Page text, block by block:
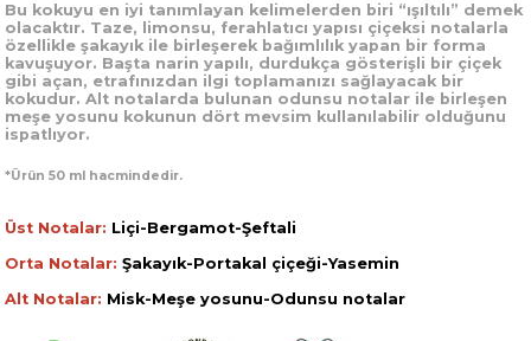
Bu kokuyu en iyi tanımlayan kelimelerden biri “ışıltılı” demek
olacaktır. Taze, limonsu, ferahlatıcı yapısı çiçeksi notalarla
özellikle şakayık ile birleşerek bağımlılık yapan bir forma
kavuşuyor. Başta narin yapılı, durdukça gösterişli bir çiçek
gibi açan, etrafınızdan ilgi toplamanızı sağlayacak bir
kokudur. Alt notalarda bulunan odunsu notalar ile birleşen
meşe yosunu kokunun dört mevsim kullanılabilir olduğunu
ispatlıyor.
*Ürün 50 ml hacmindedir.
Üst Notalar: Liçi-Bergamot-Şeftali
Orta Notalar: Şakayık-Portakal çiçeği-Yasemin
Alt Notalar: Misk-Meşe yosunu-Odunsu notalar